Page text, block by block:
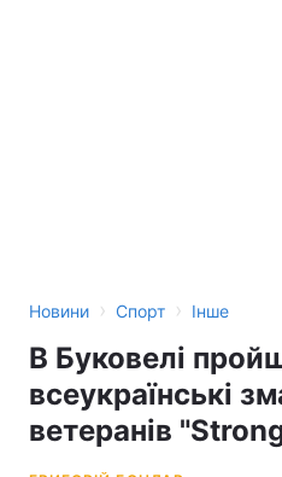
Новини › Спорт › Інше
В Буковелі
всеукраїнські
ветеранів